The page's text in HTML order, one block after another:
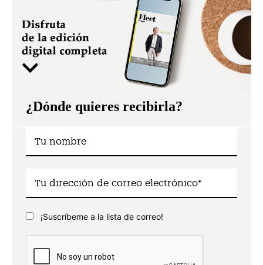
¿Dónde quieres recibirla?
¡Suscríbeme a la lista de correo!